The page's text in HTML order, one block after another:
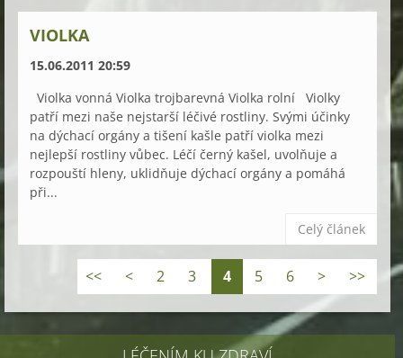
VIOLKA
15.06.2011 20:59
Violka vonná Violka trojbarevná Violka rolní Violky
patří mezi naše nejstarší léčivé rostliny. Svými účinky
na dýchací orgány a tišení kašle patří violka mezi
nejlepší rostliny vůbec. Léčí černý kašel, uvolňuje a
rozpouští hleny, uklidňuje dýchací orgány a pomáhá
při...
Celý článek
<< < 2 3 4 5 6 > >>